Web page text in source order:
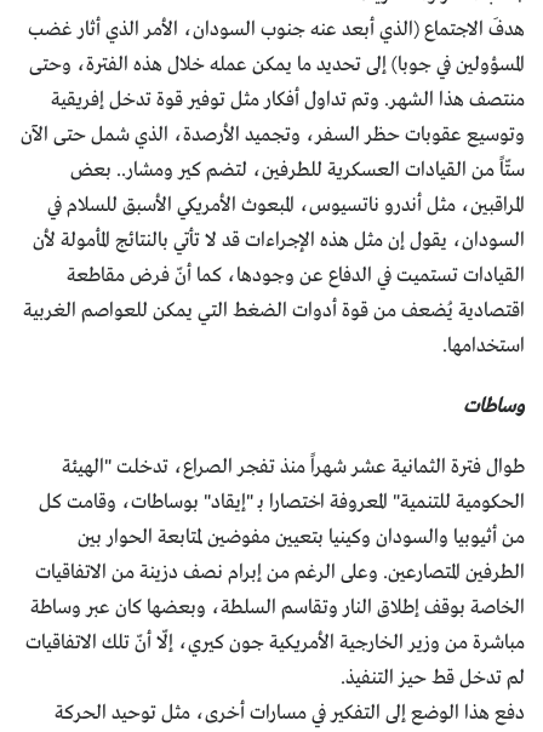
هدفَ الاجتماع (الذي أبعد عنه جنوب السودان، الأمر الذي أثار غضب
المسؤولين في جوبا) إلى تحديد ما يمكن عمله خلال هذه الفترة، وحتى
منتصف هذا الشهر. وتم تداول أفكار مثل توفير قوة تدخل إفريقية
وتوسيع عقوبات حظر السفر، وتجميد الأرصدة، الذي شمل حتى الآن
ستّاً من القيادات العسكرية للطرفين، لتضم كير ومشار.. بعض
المراقبين، مثل أندرو ناتسيوس، المبعوث الأمريكي الأسبق للسلام في
السودان، يقول إن مثل هذه الإجراءات قد لا تأتي بالنتائج المأمولة لأن
القيادات تستميت في الدفاع عن وجودها، كما أنّ فرض مقاطعة
اقتصادية يُضعف من قوة أدوات الضغط التي يمكن للعواصم الغربية
استخدامها.
وساطات
طوال فترة الثمانية عشر شهراً منذ تفجر الصراع، تدخلت "الهيئة
الحكومية للتنمية" المعروفة اختصارا بـ "إيقاد" بوساطات، وقامت كل
من أثيوبيا والسودان وكينيا بتعيين مفوضين لمتابعة الحوار بين
الطرفين المتصارعين. وعلى الرغم من إبرام نصف دزينة من الاتفاقيات
الخاصة بوقف إطلاق النار وتقاسم السلطة، وبعضها كان عبر وساطة
مباشرة من وزير الخارجية الأمريكية جون كيري، إلّا أنّ تلك الاتفاقيات
لم تدخل قط حيز التنفيذ.
دفع هذا الوضع إلى التفكير في مسارات أخرى، مثل توحيد الحركة